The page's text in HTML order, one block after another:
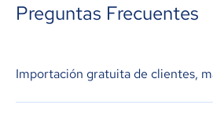
Preguntas Frecuentes
Importación gratuita de clientes,